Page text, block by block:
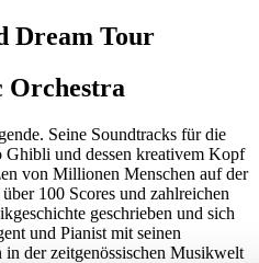
Dream Tour
Orchestra
Seine Soundtracks für die
und dessen kreativem Kopf
von Millionen Menschen auf der
100 Scores und zahlreichen
geschrieben und sich
und Pianist mit seinen
der zeitgenössischen Musikwelt